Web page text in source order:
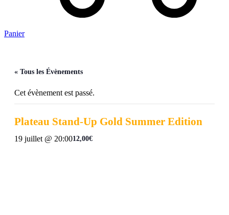
Panier
« Tous les Évènements
Cet évènement est passé.
Plateau Stand-Up Gold Summer Edition
19 juillet @ 20:0012,00€